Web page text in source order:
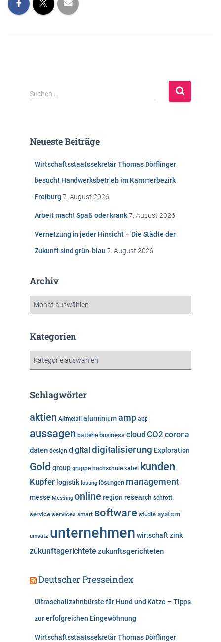
S
u
n
Suchen …
Neueste Beiträge
Wirtschaftsstaatssekretär Thomas Dörflinger
besucht Handwerksbetrieb im Kammerbezirk
Freiburg 7. August 2026
Arbeit macht Spaß oder krank7. August 2026
Vernetzung in jeder Hinsicht – Die Städte der
Zukunft sind grün-blau 7. August 2026
Archiv
h
Kategorien
g
r
i
n
Schlagwörter
aktien Altmetall aluminiumamp app
aussagen batterie business cloud CO2 corona
daten design digital digitalisierung Exploration
Gold group gruppe hochschule kabel kunden
Kupfer logistik lösung lösungen management
messe Messing online region research schrott
service services smart software studie system
umsatz unternehmen wirtschaftzink
zukunftsgerichtete zukunftsgerichteten
Deutscher Presseindex
Ultraschallzahnbürste für Hund und Katze – Tipps
zur erfolgreichen Eingewöhnung
Wirtschaftsstaatssekretär Thomas Dörflinger